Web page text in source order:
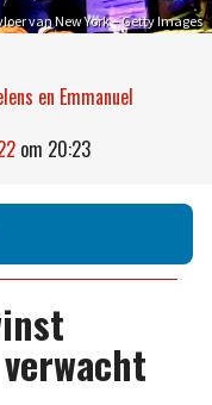
van New York – Getty Images
en Emmanuel
om 20:23